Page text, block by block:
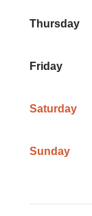
Thursday
Friday
Saturday
Sunday